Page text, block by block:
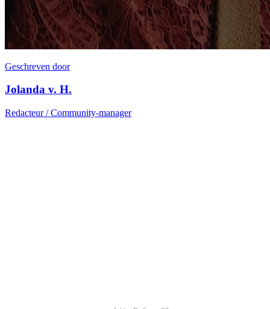
Geschreven door
Jolanda v. H.
Redacteur / Community-manager